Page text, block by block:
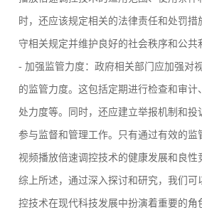
时，还应该规定相关的法律责任和处罚措
守相关规定并维护良好的社会秩序和公共
- 加强监管力度：政府相关部门应加强对
的监管力度。这包括定期进行检查和审计
处力度等。同时，还应建立举报机制和投
参与监督和管理工作。只有通过有效的监
视频播放倍速调控技术的健康发展和良性
综上所述，通过深入探讨和研究，我们可
控技术在现代科技发展中扮演着重要的角